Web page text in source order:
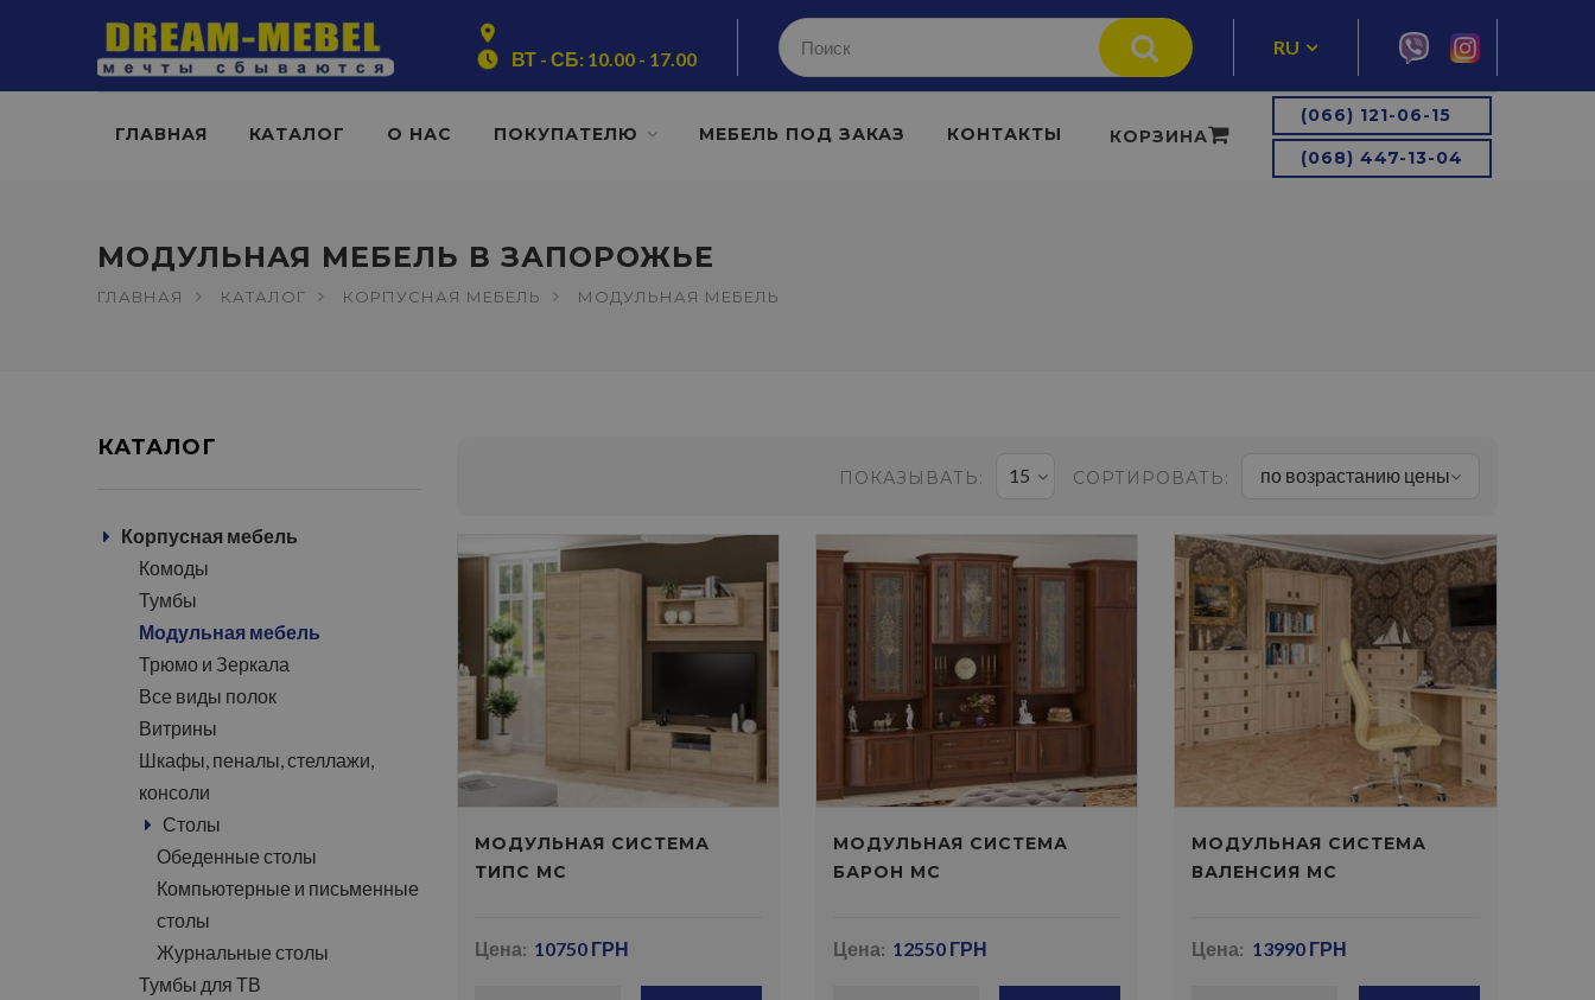
ВТ - СБ: 10.00 - 17.00
RU
ГЛАВНАЯ КАТАЛОГ О НАС ПОКУПАТЕЛЮ МЕБЕЛЬ ПОД ЗАКАЗ КОНТАКТЫ
(066) 121-06-15
(068) 447-13-04
КОРЗИНА
МОДУЛЬНАЯ МЕБЕЛЬ В ЗАПОРОЖЬЕ
ГЛАВНАЯ КАТАЛОГ КОРПУСНАЯ МЕБЕЛЬ МОДУЛЬНАЯ МЕБЕЛЬ
КАТАЛОГ
Корпусная мебель
Комоды
Тумбы
Модульная мебель
Трюмо и Зеркала
Все виды полок
Витрины
Шкафы, пеналы, стеллажи,
консоли
Столы
Обеденные столы
Компьютерные и письменные
столы
Журнальные столы
Тумбы для ТВ
ПОКАЗЫВАТЬ: 15 СОРТИРОВАТЬ: по возрастанию цены
МОДУЛЬНАЯ СИСТЕМА
ТИПС МС
Цена: 10750 ГРН
МОДУЛЬНАЯ СИСТЕМА
БАРОН МС
Цена: 12550 ГРН
МОДУЛЬНАЯ СИСТЕМА
ВАЛЕНСИЯ МС
Цена: 13990 ГРН